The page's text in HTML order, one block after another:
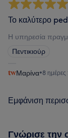
Το καλύτερο
Η υπηρεσία
Πεντικιούρ
Μαρίνα•8 ημέρες
Εμφάνιση
Γνώρισε την